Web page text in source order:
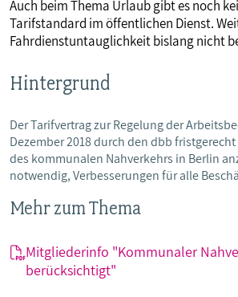
Auch beim Thema Urlaub gibt es noch
Tarifstandard im öffentlichen Dienst.
Fahrdienstuntauglichkeit bislang nicht
Hintergrund
Der Tarifvertrag zur Regelung der
Dezember 2018 durch den dbb
des kommunalen Nahverkehrs in Berlin
notwendig, Verbesserungen für alle
Mehr zum Thema
Mitgliederinfo "Kommunaler
berücksichtigt"